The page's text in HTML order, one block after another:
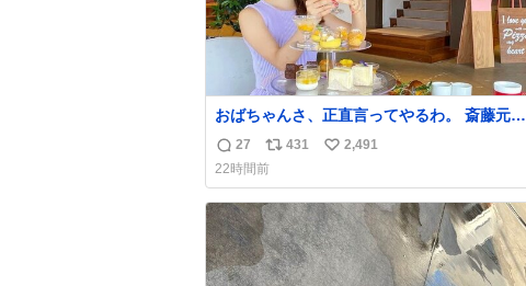
おばちゃんさ、正直言ってやるわ。 斎藤元彦
と関わった事でアンタはこれか先キラキラ輝
返
信
数
27
リ
ポ
ス
ト
数
431
い
ね
数
2,491
22時間前